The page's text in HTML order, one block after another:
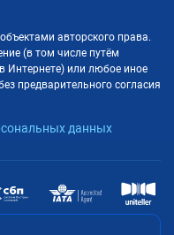
авторского права.
(в том числе путём
Интернете) или любое иное
предварительного согласия
данных